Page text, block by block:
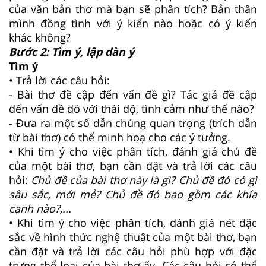
của văn bản thơ mà bạn sẽ phân tích? Bản thân
mình đồng tình với ý kiến nào hoặc có ý kiến
khác không?
Bước 2: Tìm ý, lập dàn ý
Tìm ý
• Trả lời các câu hỏi:
- Bài thơ đề cập đến vấn đề gì? Tác giả đề cập
đến vấn đề đó với thái độ, tình cảm như thế nào?
- Đưa ra một số dẫn chúng quan trọng (trích dẫn
từ bài thơ) có thể minh hoạ cho các ý tưởng.
• Khi tìm ý cho việc phân tích, đánh giá chủ đề
của một bài thơ, bạn cần đặt và trả lời các câu
hỏi: Chủ đề của bài thơ này là gì? Chủ đề đó có gì
sâu sắc, mới mẻ? Chủ đề đó bao gồm các khía
cạnh nào?,...
• Khi tìm ý cho việc phân tích, đánh giá nét đặc
sắc về hình thức nghệ thuật của một bài thơ, bạn
cần đặt và trả lời các câu hỏi phù hợp với đặc